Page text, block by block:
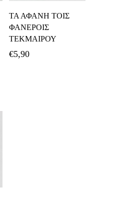
Καλάθι
ΤΑ ΑΦΑΝΗ ΤΟΙΣ
ΦΑΝΕΡΟΙΣ
ΤΕΚΜΑΙΡΟΥ
€5,90